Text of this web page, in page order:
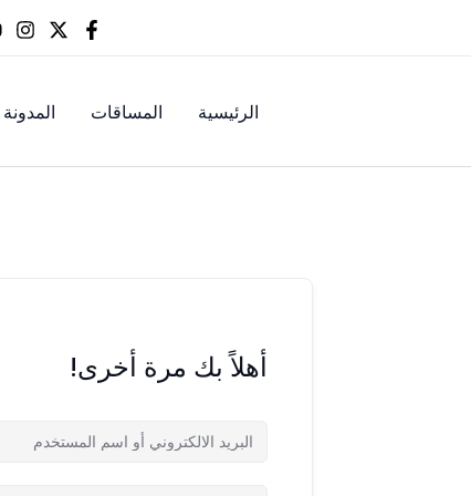
الرئيسية المساقات المدونة
أهلاً بك مرة أخرى!